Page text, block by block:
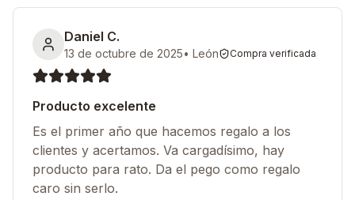
Daniel C.
13 de octubre de 2025• León Compra verificada
Producto excelente
Es el primer año que hacemos regalo a los
clientes y acertamos. Va cargadísimo, hay
producto para rato. Da el pego como regalo
caro sin serlo.